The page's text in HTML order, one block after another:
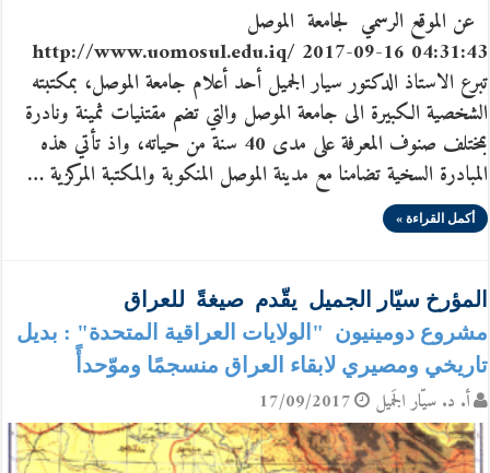
عن الموقع الرسمي لجامعة الموصل
http://www.uomosul.edu.iq/ 2017-09-16 04:31:43
تبرع الاستاذ الدكتور سيار الجميل أحد أعلام جامعة الموصل، بمكتبته
الشخصية الكبيرة الى جامعة الموصل والتي تضم مقتنيات ثمينة ونادرة
بمختلف صنوف المعرفة على مدى 40 سنة من حياته، واذ تأتي هذه
المبادرة السخية تضامنا مع مدينة الموصل المنكوبة والمكتبة المركزية …
أكمل القراءة »
المؤرخ سيّار الجميل يقّدم صيغةً للعراق
مشروع دومينيون "الولايات العراقية المتحدة" : بديل
تاريخي ومصيري لابقاء العراق منسجمًا وموّحدأً
أ. د. سيّار الجَميل 17/09/2017